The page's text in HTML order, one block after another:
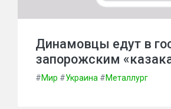
Динамовцы едут в
запорожским
#Мир #Украина #Металлург